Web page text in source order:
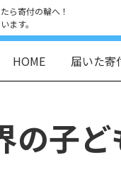
ら寄付の輪へ！
ます。
HOME 届いた寄
の子